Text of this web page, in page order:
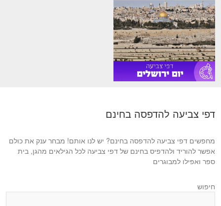
דפי צביעה להדפסה בחינם
מחפשים דפי צביעה להדפסה בחינם? יש לנו אותם! מבחר ענק את כולם
אפשר להוריד ולהדפיס בחינם של דפי צביעה לכל הגילאים מהגן, בית
ספר ואפילו למבוגרים
חיפוש